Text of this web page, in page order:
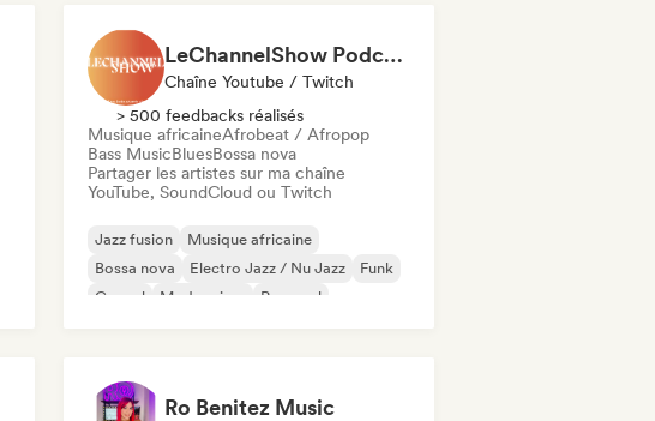
LeChannelShow Podcast
Chaîne Youtube / Twitch
> 500 feedbacks réalisés
Musique africaineAfrobeat / Afropop
Bass MusicBluesBossa nova
Partager les artistes sur ma chaîne
YouTube, SoundCloud ou Twitch
Jazz fusion
Musique africaine
Bossa nova
Electro Jazz / Nu Jazz
Funk
Gospel
Modern jazz Pop soul
Ro Benitez Music